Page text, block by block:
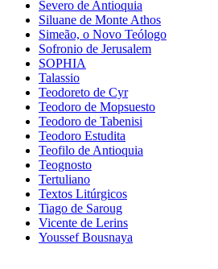
Severo de Antioquia
Siluane de Monte Athos
Simeão, o Novo Teólogo
Sofronio de Jerusalem
SOPHIA
Talassio
Teodoreto de Cyr
Teodoro de Mopsuesto
Teodoro de Tabenisi
Teodoro Estudita
Teofilo de Antioquia
Teognosto
Tertuliano
Textos Litúrgicos
Tiago de Saroug
Vicente de Lerins
Youssef Bousnaya